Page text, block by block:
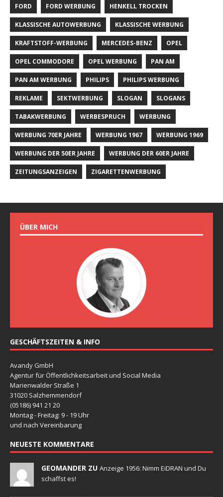
FORD FORD WERBUNG HENKELL TROCKEN
KLASSISCHE AUTOWERBUNG KLASSISCHE WERBUNG
KRAFTSTOFF-WERBUNG MERCEDES-BENZ OPEL
OPEL COMMODORE OPEL WERBUNG PAN AM
PAN AM WERBUNG PHILIPS PHILIPS WERBUNG
REKLAME SEKTWERBUNG SLOGAN SLOGANS
TABAKWERBUNG WERBESPRUCH WERBUNG
WERBUNG 70ER JAHRE WERBUNG 1967 WERBUNG 1969
WERBUNG DER 50ER JAHRE WERBUNG DER 60ER JAHRE
ZEITUNGSANZEIGEN ZIGARETTENWERBUNG
ÜBER MICH
GESCHÄFTSZEITEN & INFO
Avandy GmbH
Agentur für Öffentlichkeitsarbeit und Social Media
Marienwalder Straße 1
31020 Salzhemmendorf
(05186) 941 21 20
Montag - Freitag: 9 - 19 Uhr
und nach Vereinbarung
NEUESTE KOMMENTARE
GEOMANDER ZU Anzeige 1956: Nimm EiDRAN und Du
schaffst es!